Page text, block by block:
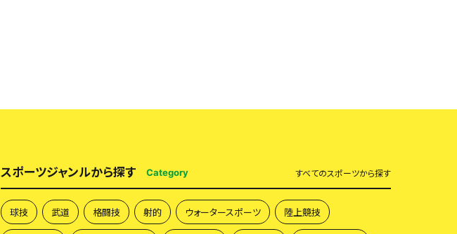
スポーツジャンルから探す Category すべてのスポーツから探す
球技 武道 格闘技 射的 ウォータースポーツ 陸上競技